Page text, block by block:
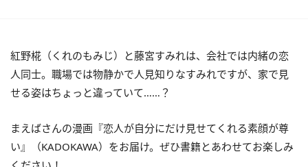
紅野椛（くれのもみじ）と藤宮すみれは、会社では内緒の恋
人同士。職場では物静かで人見知りなすみれですが、家で見
せる姿はちょっと違っていて……？
まえばさんの漫画『恋人が自分にだけ見せてくれる素顔が尊
い』（KADOKAWA）をお届け。ぜひ書籍とあわせてお楽しみ